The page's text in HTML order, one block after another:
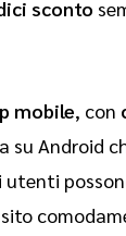
sconto
mobile, con
su Android
utenti